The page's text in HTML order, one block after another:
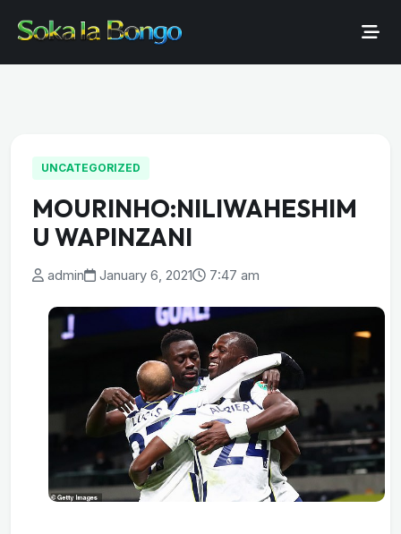
UNCATEGORIZED
MOURINHO:NILIWAHESHIM
U WAPINZANI
admin January 6, 2021 7:47 am